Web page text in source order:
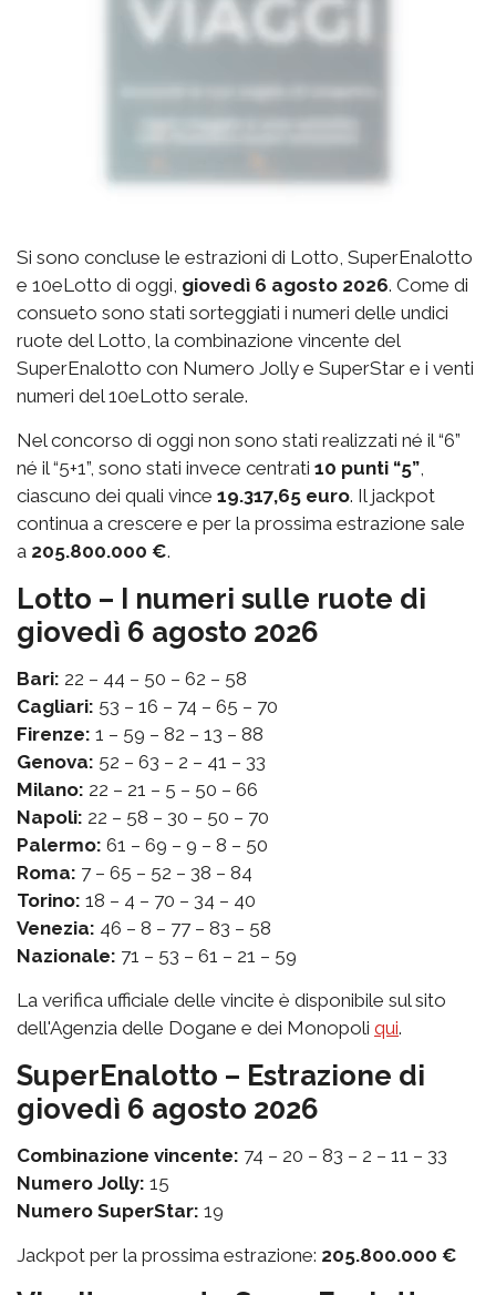
Si sono concluse le estrazioni di Lotto, SuperEnalotto
e 10eLotto di oggi, giovedì 6 agosto 2026. Come di
consueto sono stati sorteggiati i numeri delle undici
ruote del Lotto, la combinazione vincente del
SuperEnalotto con Numero Jolly e SuperStar e i venti
numeri del 10eLotto serale.
Nel concorso di oggi non sono stati realizzati né il “6”
né il “5+1”, sono stati invece centrati 10 punti “5”,
ciascuno dei quali vince 19.317,65 euro. Il jackpot
continua a crescere e per la prossima estrazione sale
a 205.800.000 €.
Lotto – I numeri sulle ruote di
giovedì 6 agosto 2026
Bari: 22 – 44 – 50 – 62 – 58
Cagliari: 53 – 16 – 74 – 65 – 70
Firenze: 1 – 59 – 82 – 13 – 88
Genova: 52 – 63 – 2 – 41 – 33
Milano: 22 – 21 – 5 – 50 – 66
Napoli: 22 – 58 – 30 – 50 – 70
Palermo: 61 – 69 – 9 – 8 – 50
Roma: 7 – 65 – 52 – 38 – 84
Torino: 18 – 4 – 70 – 34 – 40
Venezia: 46 – 8 – 77 – 83 – 58
Nazionale: 71 – 53 – 61 – 21 – 59
La verifica ufficiale delle vincite è disponibile sul sito
dell'Agenzia delle Dogane e dei Monopoli qui.
SuperEnalotto – Estrazione di
giovedì 6 agosto 2026
Combinazione vincente: 74 – 20 – 83 – 2 – 11 – 33
Numero Jolly: 15
Numero SuperStar: 19
Jackpot per la prossima estrazione: 205.800.000 €